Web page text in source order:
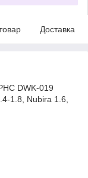
Доставка
DWK-019
1.8, Nubira 1.6,